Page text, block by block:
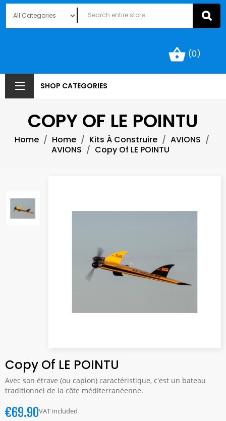
shopping_basket (0)
SHOP CATEGORIES
COPY OF LE POINTU
Home Home Kits À Construire
AVIONS
AVIONS
Copy Of LE POINTU
Copy Of LE POINTU
Avec son étrave (ou capion) caractéristique, c'est un bateau
traditionnel de la côte méditerranéenne.
€69.90VAT included